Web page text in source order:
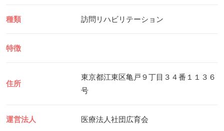
種類 訪問リハビリテーション
特徴
住所
東京都江東区亀戸９丁目３４番１１３６
号
運営法人 医療法人社団広育会